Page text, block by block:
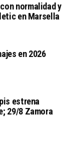
normalidad y
en Marsella
en 2026
estrena
29/8 Zamora